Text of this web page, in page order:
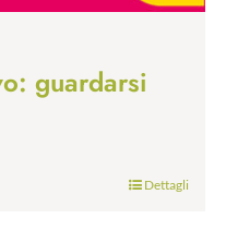
guardarsi
Dettagli